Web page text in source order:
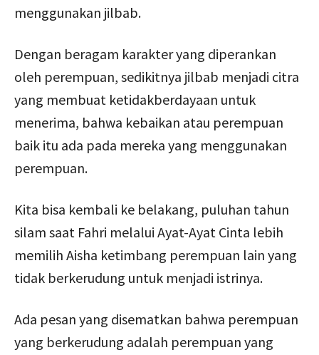
menggunakan jilbab.
Dengan beragam karakter yang diperankan
oleh perempuan, sedikitnya jilbab menjadi citra
yang membuat ketidakberdayaan untuk
menerima, bahwa kebaikan atau perempuan
baik itu ada pada mereka yang menggunakan
perempuan.
Kita bisa kembali ke belakang, puluhan tahun
silam saat Fahri melalui Ayat-Ayat Cinta lebih
memilih Aisha ketimbang perempuan lain yang
tidak berkerudung untuk menjadi istrinya.
Ada pesan yang disematkan bahwa perempuan
yang berkerudung adalah perempuan yang